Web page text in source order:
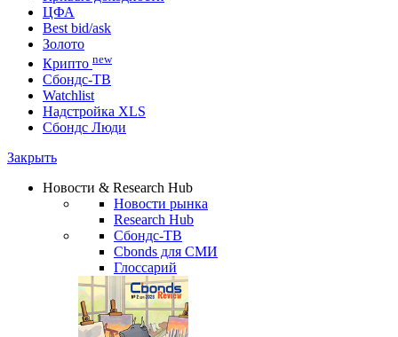
Портфель
Консенсусы
Поиск облигаций (ИИ)
Кривые доходности
ЦФА
Best bid/ask
Золото
Крипто new
Watchlist
Сбондс Люди
Новости & Research Hub
Новости рынка
Research Hub
Сбондс-ТВ
Cbonds для СМИ
Глоссарий